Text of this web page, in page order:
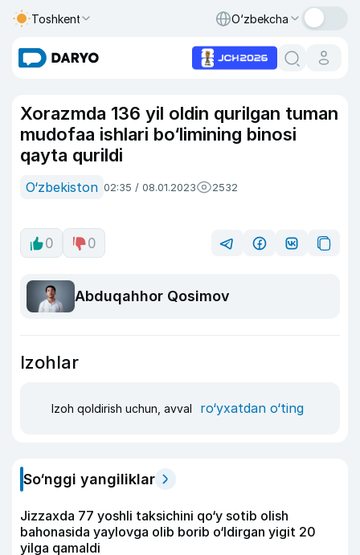
Toshkent O‘zbekcha
Xorazmda 136 yil oldin qurilgan tuman
mudofaa ishlari bo‘limining binosi
qayta qurildi
O‘zbekiston 02:35 / 08.01.2023 2532
0 0
Abduqahhor Qosimov
Izohlar
Izoh qoldirish uchun, avval ro‘yxatdan o‘ting
So‘nggi yangiliklar
Jizzaxda 77 yoshli taksichini qo‘y sotib olish
bahonasida yaylovga olib borib o‘ldirgan yigit 20
yilga qamaldi